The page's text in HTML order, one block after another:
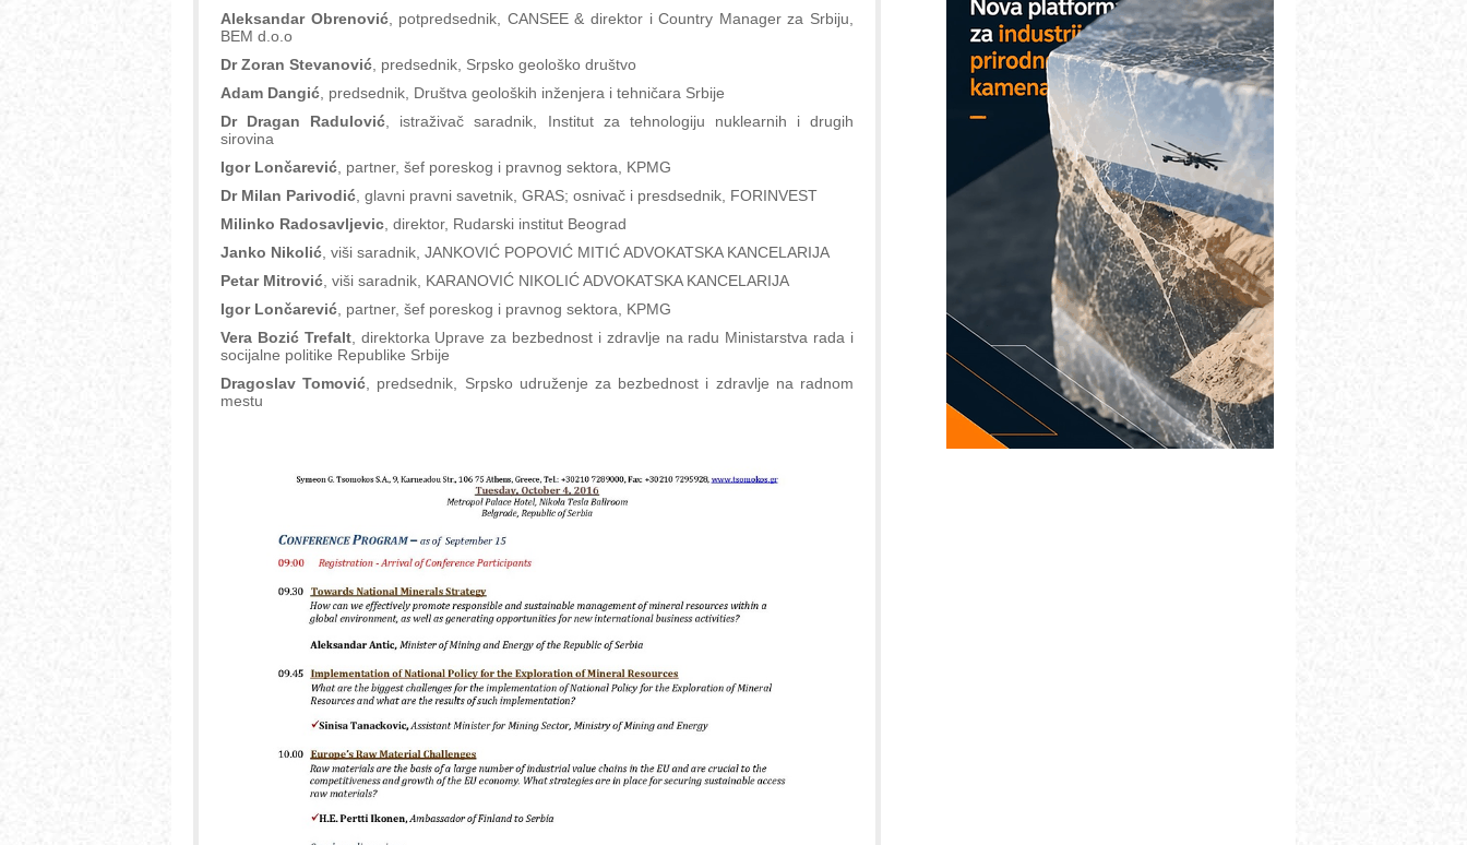
Aleksandar Obrenović, potpredsednik, CANSEE & direktor i Country Manager za Srbiju,
BEM d.o.o
Dr Zoran Stevanović , predsednik, Srpsko geološko društvo
Adam Dangić , predsednik, Društva geoloških inženjera i tehničara Srbije
Dr Dragan Radulović , istraživač saradnik, Institut za tehnologiju nuklearnih i drugih
sirovina
Igor Lončarević , partner, šef poreskog i pravnog sektora, KPMG
Dr Milan Parivodić , glavni pravni savetnik, GRAS; osnivač i presdsednik, FORINVEST
Milinko Radosavljevic , direktor, Rudarski institut Beograd
Janko Nikolić , viši saradnik, JANKOVIĆ POPOVIĆ MITIĆ ADVOKATSKA KANCELARIJA
Petar Mitrović , viši saradnik, KARANOVIĆ NIKOLIĆ ADVOKATSKA KANCELARIJA
Igor Lončarević , partner, šef poreskog i pravnog sektora, KPMG
Vera Bozić Trefalt, direktorka Uprave za bezbednost i zdravlje na radu Ministarstva rada i
socijalne politike Republike Srbije
Dragoslav Tomović , predsednik, Srpsko udruženje za bezbednost i zdravlje na radnom
mestu